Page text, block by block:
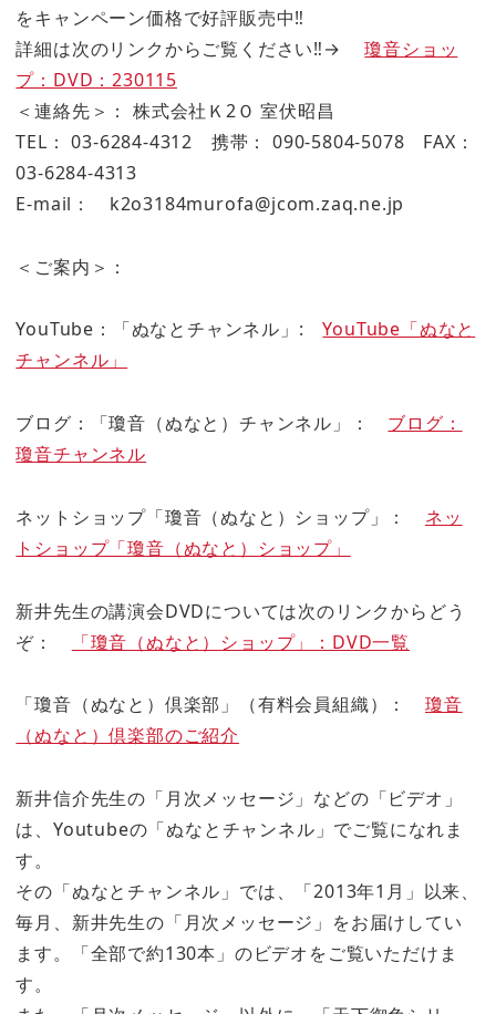
をキャンペーン価格で好評販売中‼
詳細は次のリンクからご覧ください‼→瓊音ショッ
プ：DVD：230115
＜連絡先＞： 株式会社Ｋ2Ｏ 室伏昭昌
TEL： 03-6284-4312 携帯： 090-5804-5078 FAX：
03-6284-4313
E-mail： k2o3184murofa@jcom.zaq.ne.jp
＜ご案内＞：
YouTube：「ぬなとチャンネル」:YouTube「ぬなと
チャンネル」
ブログ：「瓊音（ぬなと）チャンネル」： ブログ：
瓊音チャンネル
ネットショップ「瓊音（ぬなと）ショップ」： ネッ
トショップ「瓊音（ぬなと）ショップ」
新井先生の講演会DVDについては次のリンクからどう
ぞ：
「瓊音（ぬなと）ショップ」：DVD一覧
「瓊音（ぬなと）倶楽部」（有料会員組織）： 瓊音
（ぬなと）倶楽部のご紹介
新井信介先生の「月次メッセージ」などの「ビデオ」
は、Youtubeの「ぬなとチャンネル」でご覧になれま
す。
その「ぬなとチャンネル」では、「2013年1月」以来、
毎月、新井先生の「月次メッセージ」をお届けしてい
ます。「全部で約130本」のビデオをご覧いただけま
す。